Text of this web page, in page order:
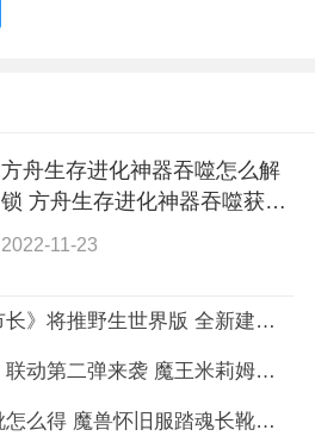
方舟生存进化神器吞噬怎么解
锁 方舟生存进化神器吞噬获取
攻略
2022-11-23
《模拟城市：我是市长》将推野生世界版 全新建筑即将闪亮登场
《英魂之刃口袋版》联动第二弹来袭 魔王米莉姆即将转生
魔兽怀旧服踏魂长靴怎么得 魔兽怀旧服踏魂长靴获取方法